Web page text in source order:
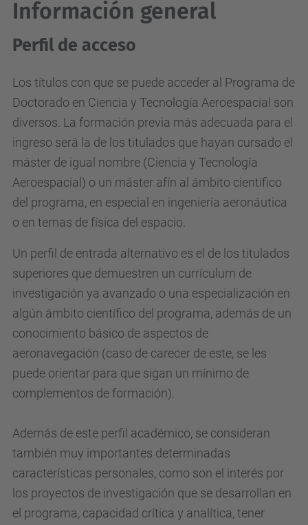
Información general
Perfil de acceso
Los títulos con que se puede acceder al Programa de
Doctorado en Ciencia y Tecnología Aeroespacial son
diversos. La formación previa más adecuada para el
ingreso será la de los titulados que hayan cursado el
máster de igual nombre (Ciencia y Tecnología
Aeroespacial) o un máster afín al ámbito científico
del programa, en especial en ingeniería aeronáutica
o en temas de física del espacio.
Un perfil de entrada alternativo es el de los titulados
superiores que demuestren un currículum de
investigación ya avanzado o una especialización en
algún ámbito científico del programa, además de un
conocimiento básico de aspectos de
aeronavegación (caso de carecer de este, se les
puede orientar para que sigan un mínimo de
complementos de formación).
Además de este perfil académico, se consideran
también muy importantes determinadas
características personales, como son el interés por
los proyectos de investigación que se desarrollan en
el programa, capacidad crítica y analítica, tener